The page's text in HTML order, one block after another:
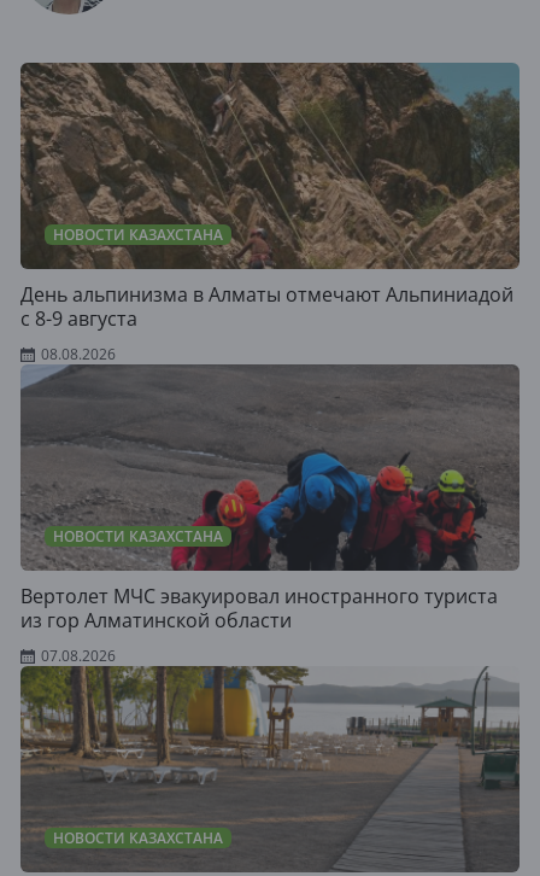
НОВОСТИ КАЗАХСТАНА
День альпинизма в Алматы отмечают Альпиниадой
с 8-9 августа
08.08.2026
НОВОСТИ КАЗАХСТАНА
Вертолет МЧС эвакуировал иностранного туриста
из гор Алматинской области
07.08.2026
НОВОСТИ КАЗАХСТАНА